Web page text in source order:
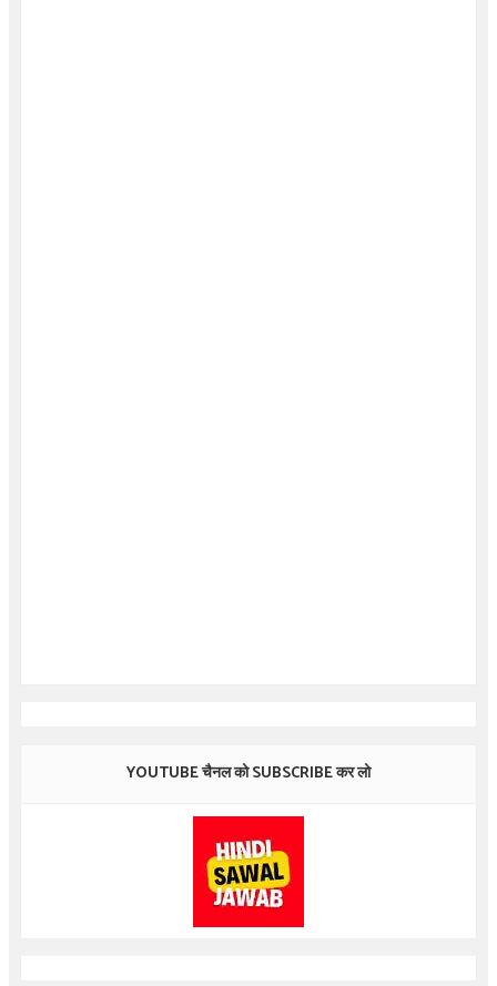
YOUTUBE चैनल को SUBSCRIBE कर लो